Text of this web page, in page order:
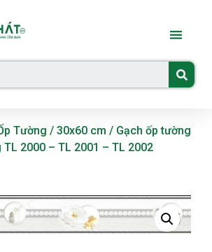
Tường / 30x60 cm / Gạch ốp tường
2000 – TL 2001 – TL 2002